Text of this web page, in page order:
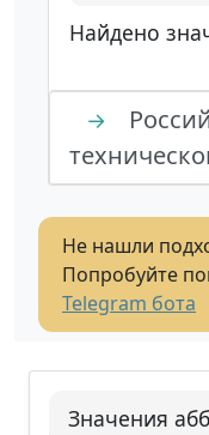
Найдено
→
Не нашли
Попробуйте
Telegram бота
Значения